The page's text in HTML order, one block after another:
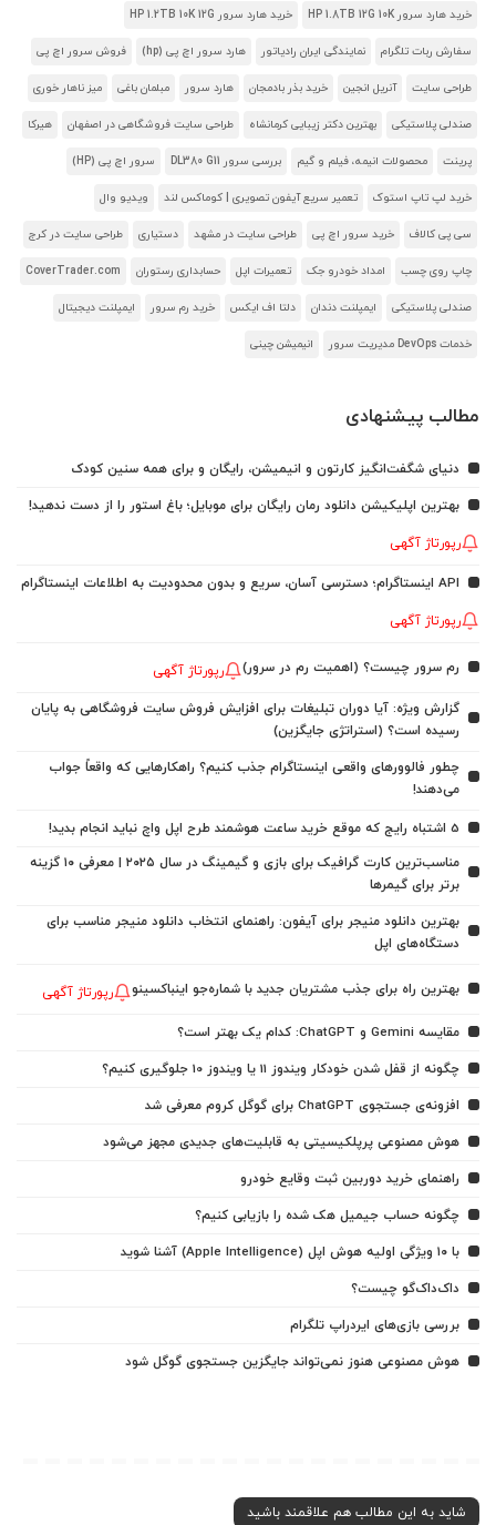
خرید هارد سرور HP 1.8TB 12G 10K خرید هارد سرور HP 1.2TB 10K 12G
سفارش ربات تلگرام نمایندگی ایران رادیاتور هارد سرور اچ پی (hp) فروش سرور اچ پی
طراحی سایت آنریل انجین خرید بذر بادمجان هارد سرور مبلمان باغی میز ناهار خوری
صندلی پلاستیکی بهترین دکتر زیبایی کرمانشاه طراحی سایت فروشگاهی در اصفهان هیرکا
پرینت محصولات انیمه، فیلم و گیم بررسی سرور DL380 G11 سرور اچ پی (HP)
خرید لپ تاپ استوک تعمیر سریع آیفون تصویری | کوماکس لند ویدیو وال
سی پی کالاف خرید سرور اچ پی طراحی سایت در مشهد دستیاری طراحی سایت در کرج
چاپ روی چسب امداد خودرو جک تعمیرات اپل حسابداری رستوران CoverTrader.com
صندلی پلاستیکی ایمپلنت دندان دلتا اف ایکس خرید رم سرور ایمپلنت دیجیتال
خدمات DevOps مدیریت سرور انیمیشن چینی
مطالب پیشنهادی
دنیای شگفت‌انگیز کارتون و انیمیشن، رایگان و برای همه سنین کودک
بهترین اپلیکیشن دانلود رمان رایگان برای موبایل؛ باغ استور را از دست ندهید!
رپورتاژ آگهی
API اینستاگرام؛ دسترسی آسان، سریع و بدون محدودیت به اطلاعات اینستاگرام
رپورتاژ آگهی
رم سرور چیست؟ (اهمیت رم در سرور) رپورتاژ آگهی
گزارش ویژه: آیا دوران تبلیغات برای افزایش فروش سایت فروشگاهی به پایان
رسیده است؟ (استراتژی جایگزین)
چطور فالوورهای واقعی اینستاگرام جذب کنیم؟ راهکارهایی که واقعاً جواب
می‌دهند!
5 اشتباه رایج که موقع خرید ساعت هوشمند طرح اپل واچ نباید انجام بدید!
مناسب‌ترین کارت گرافیک برای بازی و گیمینگ در سال ۲۰۲۵ | معرفی ۱۰ گزینه
برتر برای گیمرها
بهترین دانلود منیجر برای آیفون: راهنمای انتخاب دانلود منیجر مناسب برای
دستگاه‌های اپل
بهترین راه برای جذب مشتریان جدید با شماره‌جو اینباکسینو رپورتاژ آگهی
مقایسه Gemini و ChatGPT: کدام یک بهتر است؟
چگونه از قفل شدن خودکار ویندوز 11 یا ویندوز 10 جلوگیری کنیم؟
افزونه‌ی جستجوی ChatGPT برای گوگل کروم معرفی شد
هوش مصنوعی پرپلکیسیتی به قابلیت‌های جدیدی مجهز می‌شود
راهنمای خرید دوربین ثبت وقایع خودرو
چگونه حساب جیمیل هک شده را بازیابی کنیم؟
با ۱۰ ویژگی اولیه هوش اپل (Apple Intelligence) آشنا شوید
داک‌داک‌گو چیست؟
بررسی بازی‌های ایردراپ تلگرام
هوش مصنوعی هنوز نمی‌تواند جایگزین جستجوی گوگل شود
شاید به این مطالب هم علاقمند باشید